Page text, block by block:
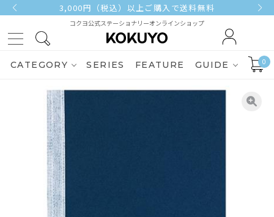
3,000円（税込）以上ご購入で送料無料
コクヨ公式ステーショナリーオンラインショップ
CATEGORY SERIES FEATURE GUIDE 0